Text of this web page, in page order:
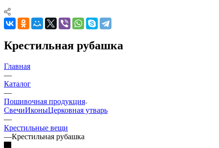
Крестильная рубашка
Главная
—
Каталог
—
Пошивочная продукция
СвечиИконыЦерковная утварь
—
Крестильные вещи
—Крестильная рубашка